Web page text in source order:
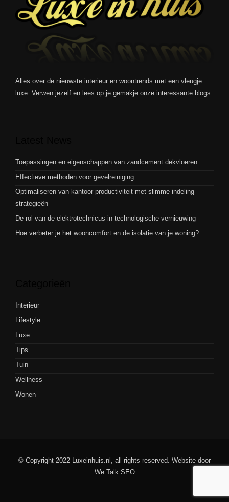
Alles over de nieuwste interieur en woontrends met een vleugje
luxe. Verwen jezelf en lees op je gemakje onze interessante blogs.
Toepassingen en eigenschappen van zandcement dekvloeren
Effectieve methoden voor gevelreiniging
Optimaliseren van kantoor productiviteit met slimme indeling
strategieën
De rol van de elektrotechnicus in technologische vernieuwing
Hoe verbeter je het wooncomfort en de isolatie van je woning?
Interieur
Lifestyle
Luxe
Tips
Tuin
Wellness
Wonen
© Copyright 2022 Luxeinhuis.nl, all rights reserved. Website door
We Talk SEO